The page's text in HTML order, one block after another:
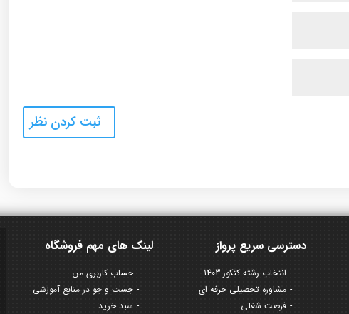
لینک های مهم فروشگاه
حساب کاربری من
جست و جو در منابع آموزشی
سبد خرید
دسترسی سریع پرواز
انتخاب رشته کنکور 1403
مشاوره تحصیلی حرفه ای
فرصت شغلی